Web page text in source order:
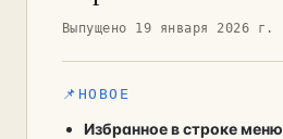
Выпущено 19 января 2026 г.
📌 НОВОЕ
Избранное в строке меню